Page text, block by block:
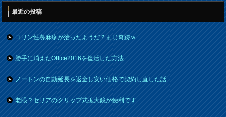
最近の投稿
コリン性蕁麻疹が治ったようだ？まじ奇跡ｗ
勝手に消えたOffice2016を復活した方法
ノートンの自動延長を返金し安い価格で契約し直した話
老眼？セリアのクリップ式拡大鏡が便利です